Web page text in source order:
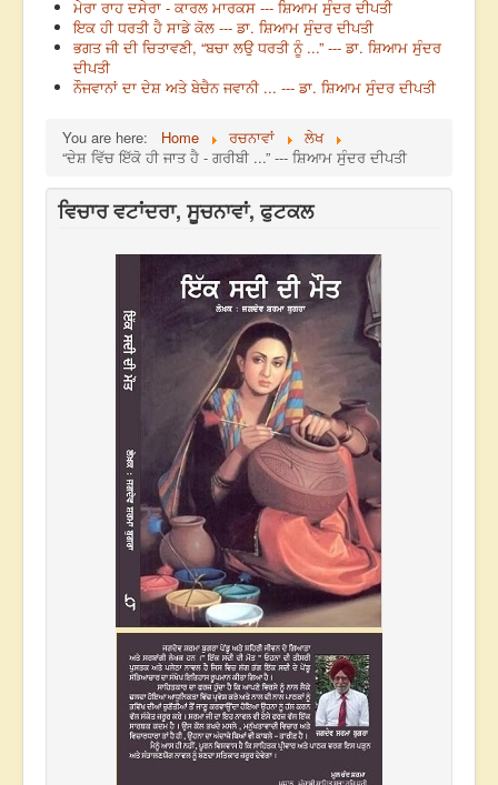
ਮੇਰਾ ਰਾਹ ਦਸੇਰਾ - ਕਾਰਲ ਮਾਰਕਸ --- ਸ਼ਿਆਮ ਸੁੰਦਰ ਦੀਪਤੀ
ਇਕ ਹੀ ਧਰਤੀ ਹੈ ਸਾਡੇ ਕੋਲ --- ਡਾ. ਸ਼ਿਆਮ ਸੁੰਦਰ ਦੀਪਤੀ
ਭਗਤ ਜੀ ਦੀ ਚਿਤਾਵਣੀ, “ਬਚਾ ਲਉ ਧਰਤੀ ਨੂੰ ...” --- ਡਾ. ਸ਼ਿਆਮ ਸੁੰਦਰ
ਦੀਪਤੀ
ਨੌਜਵਾਨਾਂ ਦਾ ਦੇਸ਼ ਅਤੇ ਬੇਚੈਨ ਜਵਾਨੀ ... --- ਡਾ. ਸ਼ਿਆਮ ਸੁੰਦਰ ਦੀਪਤੀ
You are here: Home ਰਚਨਾਵਾਂ
ਲੇਖ
“ਦੇਸ਼ ਵਿੱਚ ਇੱਕੋ ਹੀ ਜਾਤ ਹੈ - ਗਰੀਬੀ ...” --- ਸ਼ਿਆਮ ਸੁੰਦਰ ਦੀਪਤੀ
ਵਿਚਾਰ ਵਟਾਂਦਰਾ, ਸੂਚਨਾਵਾਂ, ਫੁਟਕਲ